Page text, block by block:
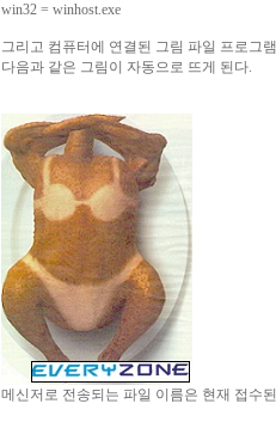
win32 = winhost.exe
그리고 컴퓨터에 연결된 그림 파일 프로그
다음과 같은 그림이 자동으로 뜨게 된다.
메신저로 전송되는 파일 이름은 현재 접수